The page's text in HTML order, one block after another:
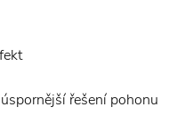
řešení pohonu